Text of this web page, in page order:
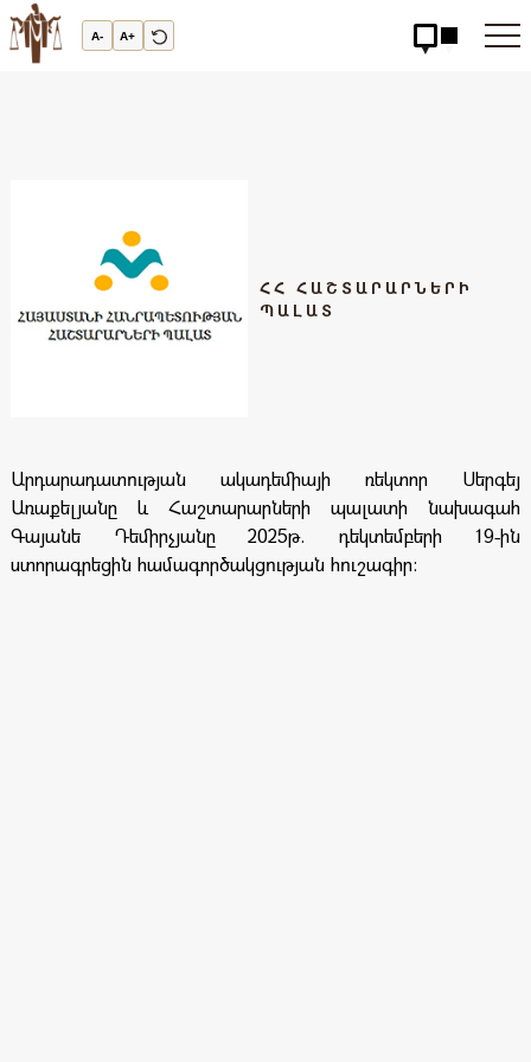
Արդարադատության
Ակադեմիա
A- A+
ՀՀ ՀԱՇՏԱՐԱՐՆԵՐԻ
ՊԱԼԱՏ
Արդարադատության ակադեմիայի ռեկտոր Սերգեյ
Առաքելյանը և Հաշտարարների պալատի նախագահ
Գայանե Դեմիրչյանը 2025թ. դեկտեմբերի 19-ին
ստորագրեցին համագործակցության հուշագիր: